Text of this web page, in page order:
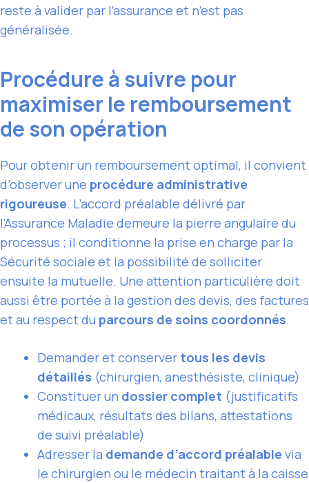
reste à valider par l’assurance et n’est pas
généralisée.
Procédure à suivre pour
maximiser le remboursement
de son opération
Pour obtenir un remboursement optimal, il convient
d’observer une procédure administrative
rigoureuse. L’accord préalable délivré par
l’Assurance Maladie demeure la pierre angulaire du
processus ; il conditionne la prise en charge par la
Sécurité sociale et la possibilité de solliciter
ensuite la mutuelle. Une attention particulière doit
aussi être portée à la gestion des devis, des factures
et au respect du parcours de soins coordonnés.
Demander et conserver tous les devis
détaillés (chirurgien, anesthésiste, clinique)
Constituer un dossier complet (justificatifs
médicaux, résultats des bilans, attestations
de suivi préalable)
Adresser la demande d’accord préalable via
le chirurgien ou le médecin traitant à la caisse